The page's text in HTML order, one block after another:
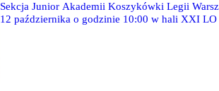
Sekcja Junior Akademii Koszykówki Legii
12 października o godzinie 10:00 w hali XXI LO